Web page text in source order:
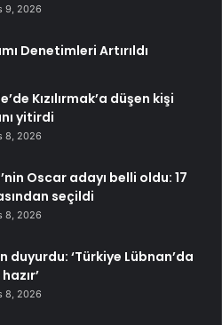
9, 2026
Denetimleri Artırıldı
Kızılırmak’a düşen kişi
yitirdi
8, 2026
Oscar adayı belli oldu: 17
seçildi
8, 2026
duyurdu: ‘Türkiye Lübnan’da
8, 2026